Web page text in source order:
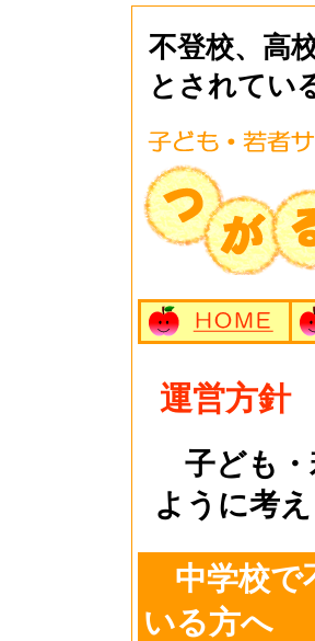
不登校、高
とされてい
運営方針
子ども・
ように考え
中学校で
いる方へ